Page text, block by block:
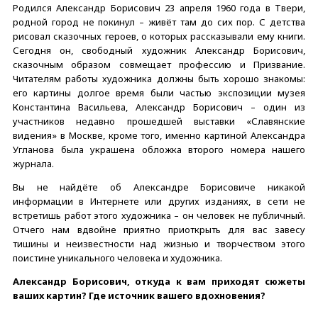
Родился Александр Борисович 23 апреля 1960 года в Твери,
родной город не покинул – живёт там до сих пор. С детства
рисовал сказочных героев, о которых рассказывали ему книги.
Сегодня он, свободный художник Александр Борисович,
сказочным образом совмещает профессию и Призвание.
Читателям работы художника должны быть хорошо знакомы:
его картины долгое время были частью экспозиции музея
Константина Васильева, Александр Борисович – один из
участников недавно прошедшей выставки «Славянские
видения» в Москве, кроме того, именно картиной Александра
Угланова была украшена обложка второго номера нашего
журнала.
Вы не найдёте об Александре Борисовиче никакой
информации в Интернете или других изданиях, в сети не
встретишь работ этого художника – он человек не публичный.
Отчего нам вдвойне приятно приоткрыть для вас завесу
тишины и неизвестности над жизнью и творчеством этого
поистине уникального человека и художника.
Александр Борисович, откуда к вам приходят сюжеты
ваших картин? Где источник вашего вдохновения?